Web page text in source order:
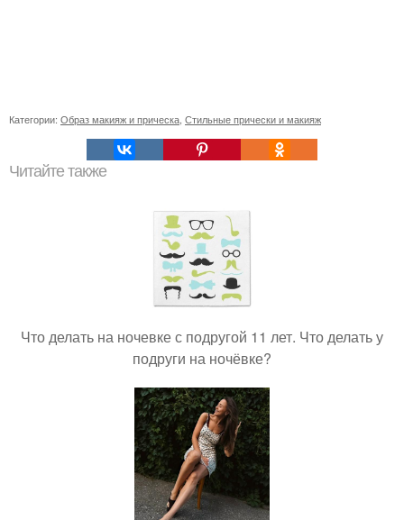
Категории: Образ макияж и прическа, Стильные прически и макияж
Читайте также
Что делать на ночевке с подругой 11 лет. Что делать у
подруги на ночёвке?